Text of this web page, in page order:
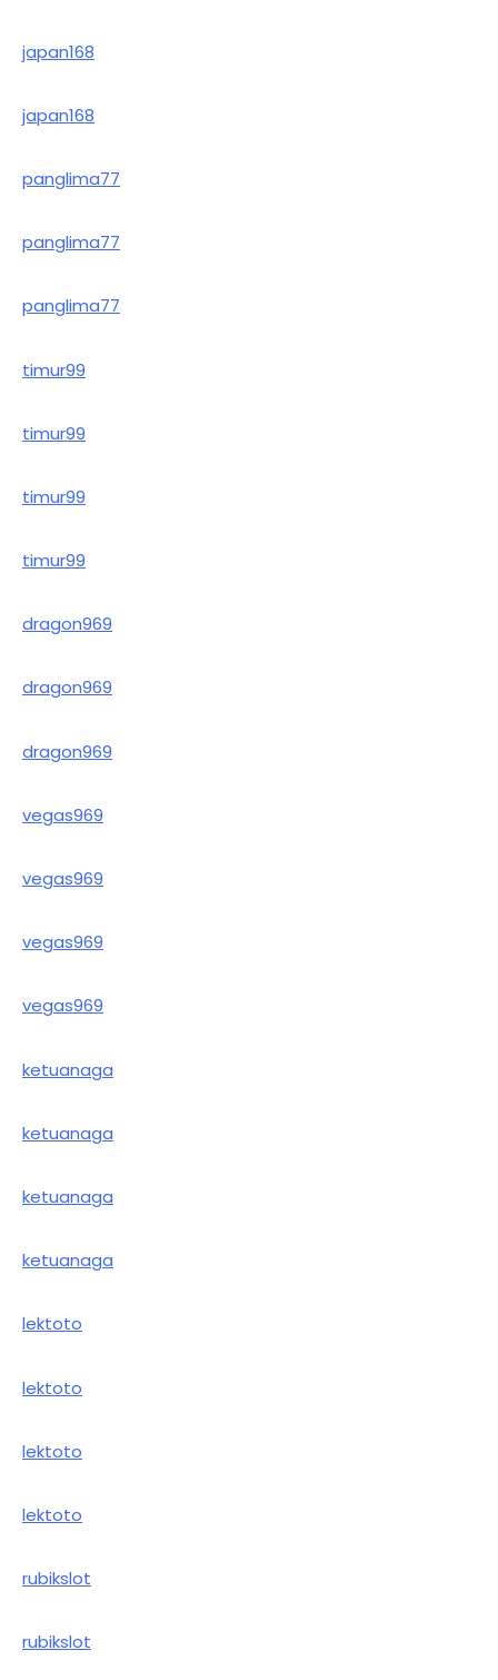
japan168
japan168
panglima77
panglima77
panglima77
timur99
timur99
timur99
timur99
dragon969
dragon969
dragon969
vegas969
vegas969
vegas969
vegas969
ketuanaga
ketuanaga
ketuanaga
ketuanaga
lektoto
lektoto
lektoto
lektoto
rubikslot
rubikslot